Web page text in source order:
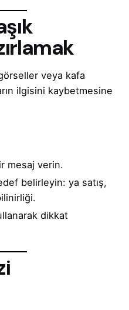
veya kafa
ilgisini kaybetmesine
mesaj verin.
belirleyin: ya satış,
dikkat